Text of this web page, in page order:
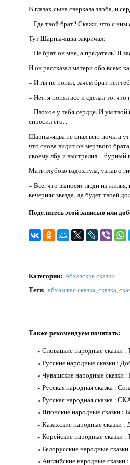
В глазах сына сверкала злоба, и
– Где твой брат? Скажи, что с ним
Тут Шарпы-яцва закричал:
– Не брат он мне, а предатель! Я
И он рассказал матери обо всем:
– И ты не понял, зачем брат пел
– Нет, я понял все и сделал то, что
– Плохое у тебя сердце. И ум твой
спросил его...
Шарпы-яцва не спал всю ночь, а
что снова видит он мертвого
своему лбу и выстрелил – бурный
Мать глубоко вздохнула, узнав о
– Все, что выносят люди из жилья,
вечерняя звезда, да будет твоей
Поделитесь этой записью или
Категории: Абхазские сказки
Теги: абхазская сказка,сказка,
Также рекомендуем почитать:
» Словацкие народные сказки :
» Русские народные сказки :
» Чувашские народные сказки
» Русская народная сказка :
» Русская народная
» Японские народные сказки :
» Казахские народные сказки :
» Корейские народные сказки
» Белорусские народные
» Английские народные